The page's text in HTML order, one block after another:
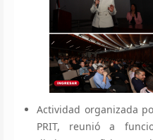
Actividad organizada
PRIT, reunió a